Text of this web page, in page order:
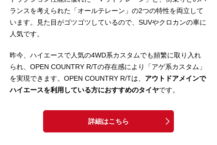
ランスを考えられた「オールテレーン」の2つの特性を両立して
います。見た目がゴツゴツしているので、SUVやクロカンの車に
人気です。
昨今、ハイエースで人気の4WD系カスタムでも頻繁に取り入れ
られ、OPEN COUNTRY R/Tの存在感により「アゲ系カスタム」
を実現できます。OPEN COUNTRY R/Tは、 アウトドアメインで
ハイエースを利用している方におすすめのタイヤです。
詳細はこちら